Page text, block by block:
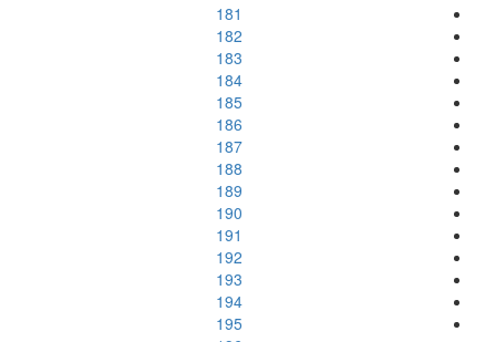
181
182
183
184
185
186
187
188
189
190
191
192
193
194
195